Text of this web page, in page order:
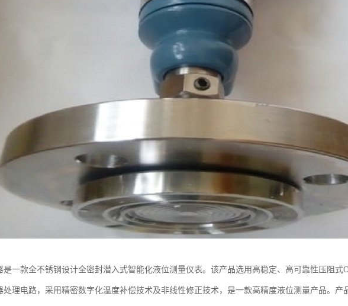
是一款全不锈钢设计全密封潜入式智能化液位测量仪表。该产品选用高稳定、高可靠性压阻式
处理电路，采用精密数字化温度补偿技术及非线性修正技术，是一款高精度液位测量产品。产